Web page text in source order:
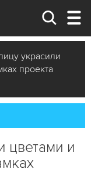
украсили
проекта
цветами и